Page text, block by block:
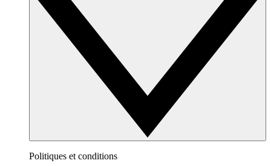
Politiques et conditions